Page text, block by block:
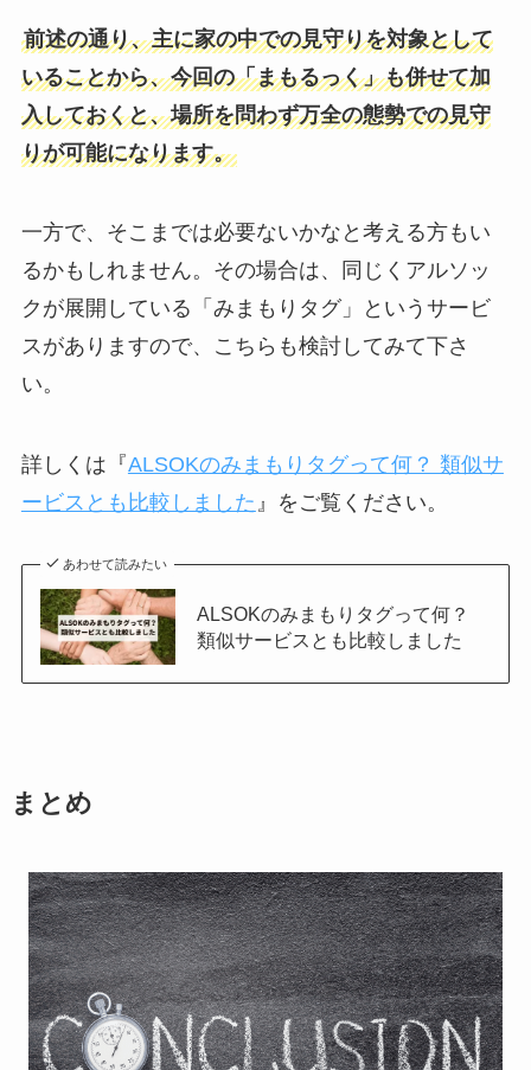
前述の通り、主に家の中での見守りを対象として
いることから、今回の「まもるっく」も併せて加
入しておくと、場所を問わず万全の態勢での見守
りが可能になります。
一方で、そこまでは必要ないかなと考える方もい
るかもしれません。その場合は、同じくアルソッ
クが展開している「みまもりタグ」というサービ
スがありますので、こちらも検討してみて下さ
い。
詳しくは『ALSOKのみまもりタグって何？ 類似サ
ービスとも比較しました 』をご覧ください。
あわせて読みたい
ALSOKのみまもりタグって何？
類似サービスとも比較しました
まとめ